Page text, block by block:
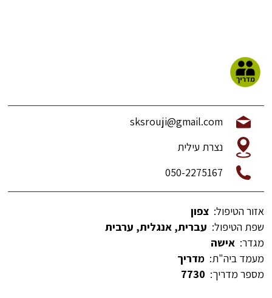
sksrouji@gmail.com
נצרת עילית
050-2275167
אזור הטיפול: צפון
שפת הטיפול: עברית, אנגלית, ערבית
מגדר: אישה
מעמד ביה"ת: מדריך
מספר מדריך: 7730